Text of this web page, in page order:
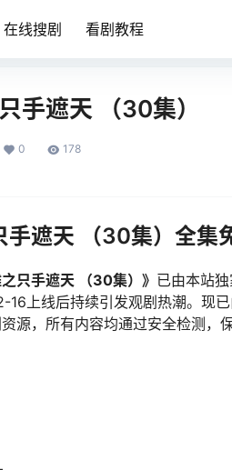
在线搜剧 看剧教程
手遮天 （30集）
0 178
手遮天 （30集）全集
之只手遮天 （30集）》 已由本站
上线后持续引发观剧热潮。现
源，所有内容均通过安全检测，